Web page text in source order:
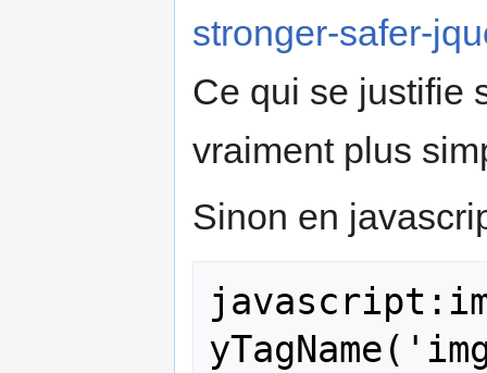
stronger-safer-
Ce qui se justifie
vraiment plus
Sinon en